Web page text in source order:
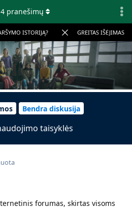
ISTORIJĄ? GREITAS IŠĖJIMAS
Bendra diskusija
taisyklės
4pranešimų
forumas, skirtas visoms